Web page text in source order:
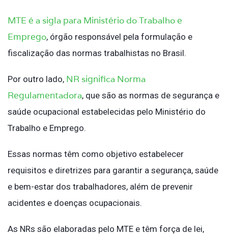
MTE é a sigla para Ministério do Trabalho e
Emprego, órgão responsável pela formulação e
fiscalização das normas trabalhistas no Brasil.
Por outro lado, NR significa Norma
Regulamentadora, que são as normas de segurança e
saúde ocupacional estabelecidas pelo Ministério do
Trabalho e Emprego.
Essas normas têm como objetivo estabelecer
requisitos e diretrizes para garantir a segurança, saúde
e bem-estar dos trabalhadores, além de prevenir
acidentes e doenças ocupacionais.
As NRs são elaboradas pelo MTE e têm força de lei,